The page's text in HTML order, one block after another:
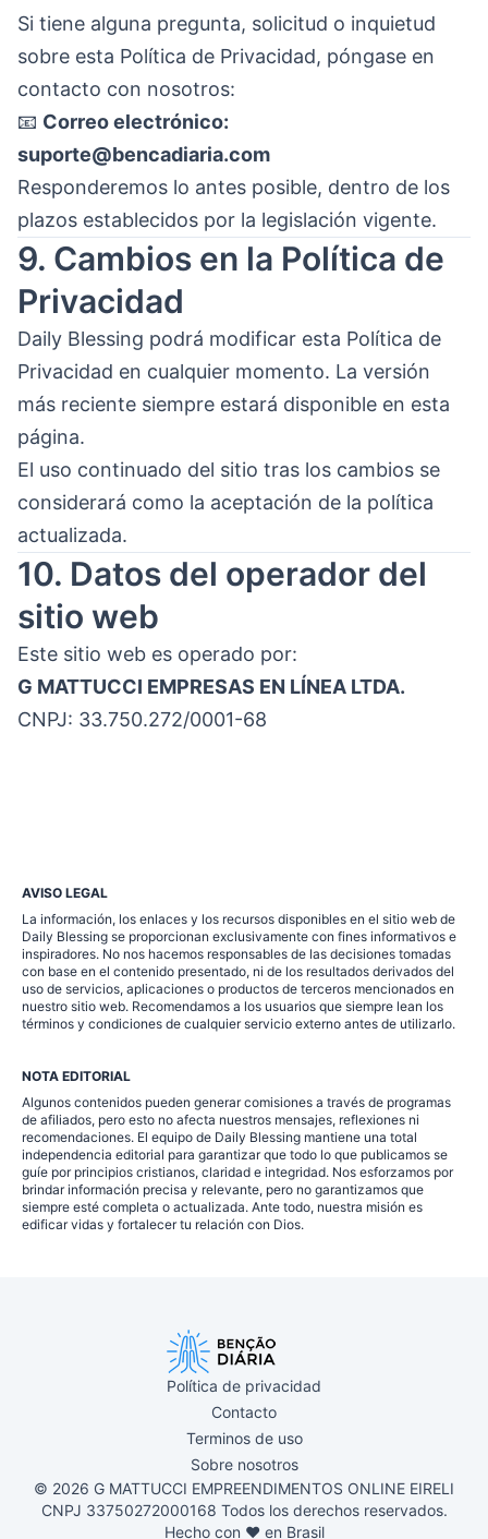
Si tiene alguna pregunta, solicitud o inquietud
sobre esta Política de Privacidad, póngase en
contacto con nosotros:
📧 Correo electrónico:
suporte@bencadiaria.com
Responderemos lo antes posible, dentro de los
plazos establecidos por la legislación vigente.
9. Cambios en la Política de
Privacidad
Daily Blessing podrá modificar esta Política de
Privacidad en cualquier momento. La versión
más reciente siempre estará disponible en esta
página.
El uso continuado del sitio tras los cambios se
considerará como la aceptación de la política
actualizada.
10. Datos del operador del
sitio web
Este sitio web es operado por:
G MATTUCCI EMPRESAS EN LÍNEA LTDA.
CNPJ: 33.750.272/0001-68
AVISO LEGAL
La información, los enlaces y los recursos disponibles en el sitio web de
Daily Blessing se proporcionan exclusivamente con fines informativos e
inspiradores. No nos hacemos responsables de las decisiones tomadas
con base en el contenido presentado, ni de los resultados derivados del
uso de servicios, aplicaciones o productos de terceros mencionados en
nuestro sitio web. Recomendamos a los usuarios que siempre lean los
términos y condiciones de cualquier servicio externo antes de utilizarlo.
NOTA EDITORIAL
Algunos contenidos pueden generar comisiones a través de programas
de afiliados, pero esto no afecta nuestros mensajes, reflexiones ni
recomendaciones. El equipo de Daily Blessing mantiene una total
independencia editorial para garantizar que todo lo que publicamos se
guíe por principios cristianos, claridad e integridad. Nos esforzamos por
brindar información precisa y relevante, pero no garantizamos que
siempre esté completa o actualizada. Ante todo, nuestra misión es
edificar vidas y fortalecer tu relación con Dios.
Política de privacidad
Contacto
Terminos de uso
Sobre nosotros
© 2026 G MATTUCCI EMPREENDIMENTOS ONLINE EIRELI
CNPJ 33750272000168 Todos los derechos reservados.
Hecho con ❤ en Brasil